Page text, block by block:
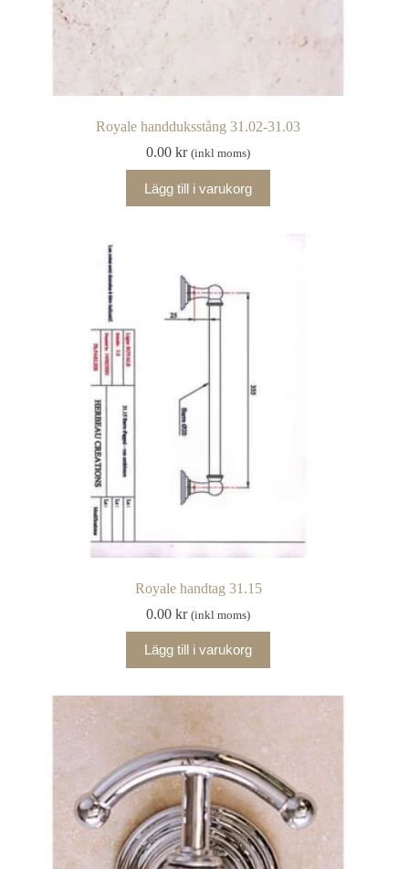
Royale handduksstång 31.02-31.03
0.00kr (inkl moms)
Lägg till i varukorg
Royale handtag 31.15
0.00kr (inkl moms)
Lägg till i varukorg